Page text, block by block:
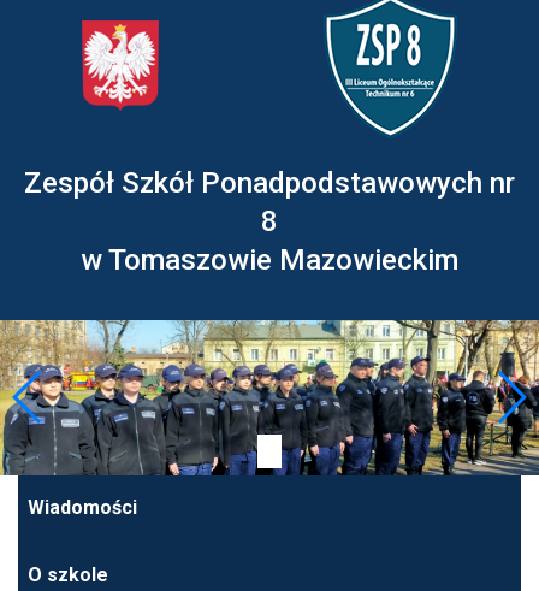
Zespół Szkół Ponadpodstawowych nr
8
w Tomaszowie Mazowieckim
Wiadomości
O szkole